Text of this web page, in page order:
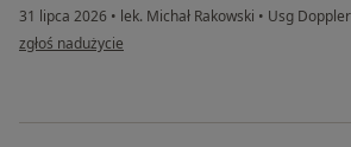
31 lipca 2026 • lek. Michał Rakowski • Usg
w opinii użytkownika Jola
zgłoś nadużycie